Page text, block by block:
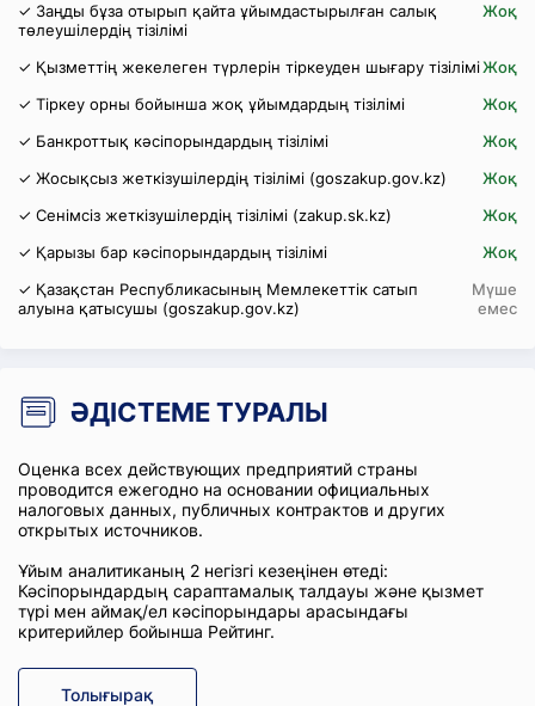
✓ Заңды бұза отырып қайта ұйымдастырылған салық
төлеушілердің тізілімі
Жоқ
✓ Қызметтің жекелеген түрлерін тіркеуден шығару тізіліміЖоқ
✓ Тіркеу орны бойынша жоқ ұйымдардың тізілімі
Жоқ
✓ Банкроттық кәсіпорындардың тізілімі
Жоқ
✓ Жосықсыз жеткізушілердің тізілімі (goszakup.gov.kz)
Жоқ
✓ Сенімсіз жеткізушілердің тізілімі (zakup.sk.kz)
Жоқ
✓ Қарызы бар кәсіпорындардың тізілімі
Жоқ
✓ Қазақстан Республикасының Мемлекеттік сатып
алуына қатысушы (goszakup.gov.kz)
Мүше
емес
ӘДІСТЕМЕ ТУРАЛЫ
Оценка всех действующих предприятий страны
проводится ежегодно на основании официальных
налоговых данных, публичных контрактов и других
открытых источников.
Ұйым аналитиканың 2 негізгі кезеңінен өтеді:
Кәсіпорындардың сараптамалық талдауы және қызмет
түрі мен аймақ/ел кәсіпорындары арасындағы
критерийлер бойынша Рейтинг.
Толығырақ